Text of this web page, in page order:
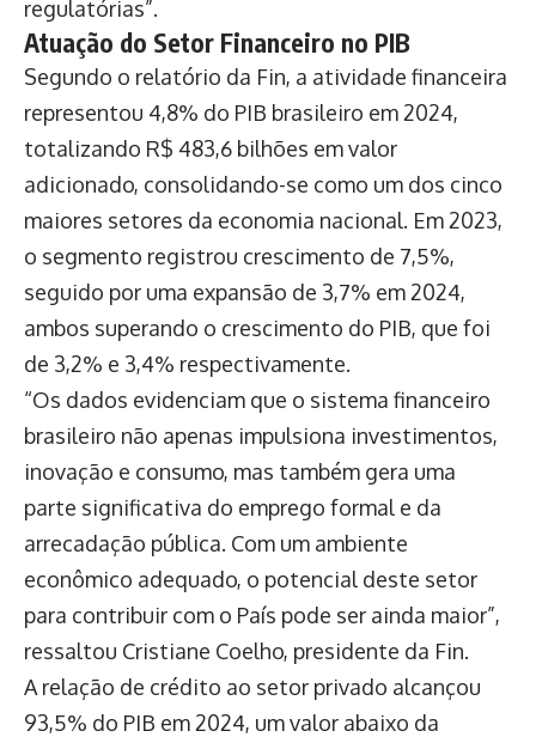
regulatórias”.
Atuação do Setor Financeiro no PIB
Segundo o relatório da Fin, a atividade financeira
representou 4,8% do PIB brasileiro em 2024,
totalizando R$ 483,6 bilhões em valor
adicionado, consolidando-se como um dos cinco
maiores setores da economia nacional. Em 2023,
o segmento registrou crescimento de 7,5%,
seguido por uma expansão de 3,7% em 2024,
ambos superando o crescimento do PIB, que foi
de 3,2% e 3,4% respectivamente.
“Os dados evidenciam que o sistema financeiro
brasileiro não apenas impulsiona investimentos,
inovação e consumo, mas também gera uma
parte significativa do emprego formal e da
arrecadação pública. Com um ambiente
econômico adequado, o potencial deste setor
para contribuir com o País pode ser ainda maior”,
ressaltou Cristiane Coelho, presidente da Fin.
A relação de crédito ao setor privado alcançou
93,5% do PIB em 2024, um valor abaixo da